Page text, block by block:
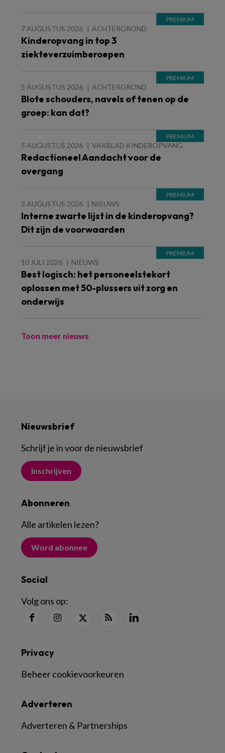
7 AUGUSTUS 2026 ACHTERGROND
Kinderopvang in top 3
ziekteverzuimberoepen
5 AUGUSTUS 2026 ACHTERGROND
Blote schouders, navels of tenen op de
groep: kan dat?
5 AUGUSTUS 2026 VAKBLAD KINDEROPVANG
Redactioneel Aandacht voor de
overgang
3 AUGUSTUS 2026 NIEUWS
Interne zwarte lijst in de kinderopvang?
Dit zijn de voorwaarden
10 JULI 2026 NIEUWS
Best logisch: het personeelstekort
oplossen met 50-plussers uit zorg en
onderwijs
Toon meer nieuws
Nieuwsbrief
Schrijf je in voor de nieuwsbrief
Inschrijven
Abonneren
Alle artikelen lezen?
Word abonnee
Social
Volg ons op:
Adverteren
Adverteren & Partnerships
Privacy
Beheer cookievoorkeuren